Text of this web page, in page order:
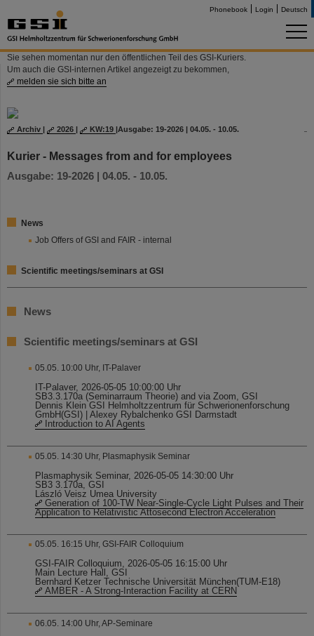
Phonebook Login Deutsch
Sie sehen momentan nur den öffentlichen Teil des GSI-Kuriers.
Um auch die GSI-internen Artikel angezeigt zu bekommen,
melden sie sich bitte an
Archiv | 2026 | KW:19 |Ausgabe: 19-2026 | 04.05. - 10.05.
Kurier - Messages from and for employees
Ausgabe: 19-2026 | 04.05. - 10.05.
News
Job Offers of GSI and FAIR - internal
Scientific meetings/seminars at GSI
News
Scientific meetings/seminars at GSI
05.05. 10:00 Uhr, IT-Palaver
IT-Palaver, 2026-05-05 10:00:00 Uhr
SB3.3.170a (Seminarraum Theorie) and via Zoom, GSI
Dennis Klein GSI Helmholtzzentrum für Schwerionenforschung
GmbH(GSI) | Alexey Rybalchenko GSI Darmstadt
Introduction to AI Agents
05.05. 14:30 Uhr, Plasmaphysik Seminar
Plasmaphysik Seminar, 2026-05-05 14:30:00 Uhr
SB3 3.170a, GSI
László Veisz Umea University
Generation of 100-TW Near-Single-Cycle Light Pulses and Their
Application to Relativistic Attosecond Electron Acceleration
05.05. 16:15 Uhr, GSI-FAIR Colloquium
GSI-FAIR Colloquium, 2026-05-05 16:15:00 Uhr
Main Lecture Hall, GSI
Bernhard Ketzer Technische Universität München(TUM-E18)
AMBER - A Strong-Interaction Facility at CERN
06.05. 14:00 Uhr, AP-Seminare